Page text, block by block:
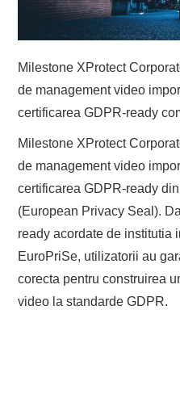
Milestone XProtect
de management video
certificarea GDPR-ready
Milestone XProtect
de management video
certificarea GDPR-ready
(European Privacy Seal).
ready acordate de institutia
EuroPriSe, utilizatorii au
corecta pentru construirea
video la standarde GDPR.